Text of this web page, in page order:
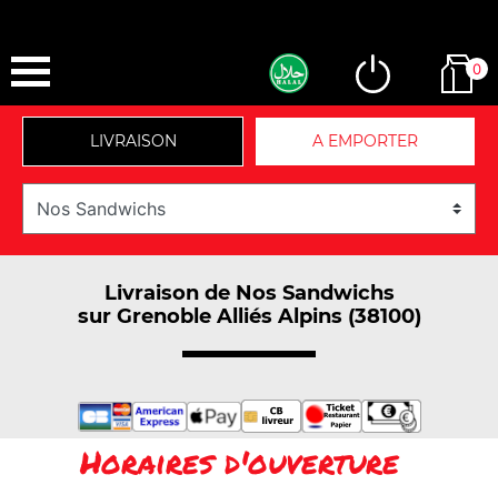
0
LIVRAISON A EMPORTER
Livraison de Nos Sandwichs
sur Grenoble Alliés Alpins (38100)
Horaires d'ouverture